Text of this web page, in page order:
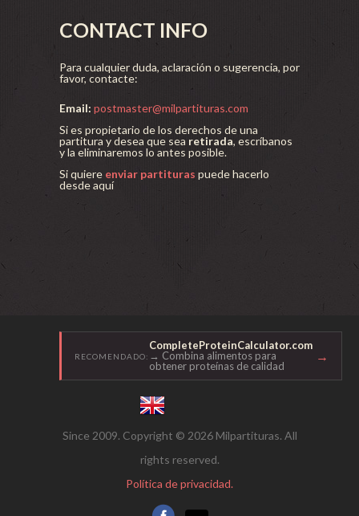
CONTACT INFO
Para cualquier duda, aclaración o sugerencia, por
favor, contacte:
Email: postmaster@milpartituras.com
Si es propietario de los derechos de una
partitura y desea que sea retirada, escríbanos
y la eliminaremos lo antes posible.
Si quiere enviar partituras puede hacerlo
desde aquí
RECOMENDADO:
CompleteProteinCalculator.com
→ Combina alimentos para
obtener proteínas de calidad
→
Since 2009. Copyright © 2026 Milpartituras. All
rights reserved.
Política de privacidad.